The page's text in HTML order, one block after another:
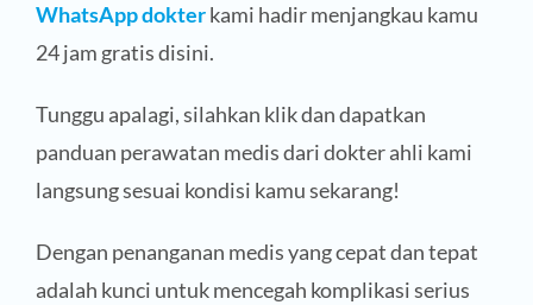
WhatsApp dokterkami hadir menjangkau kamu
24 jam gratis disini.
Tunggu apalagi, silahkan klik dan dapatkan
panduan perawatan medis dari dokter ahli kami
langsung sesuai kondisi kamu sekarang!
Dengan penanganan medis yang cepat dan tepat
adalah kunci untuk mencegah komplikasi serius